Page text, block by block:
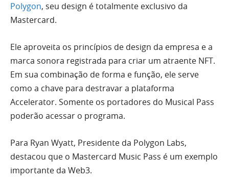
Polygon, seu design é totalmente exclusivo da
Mastercard.
Ele aproveita os princípios de design da empresa e a
marca sonora registrada para criar um atraente NFT.
Em sua combinação de forma e função, ele serve
como a chave para destravar a plataforma
Accelerator. Somente os portadores do Musical Pass
poderão acessar o programa.
Para Ryan Wyatt, Presidente da Polygon Labs,
destacou que o Mastercard Music Pass é um exemplo
importante da Web3.